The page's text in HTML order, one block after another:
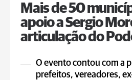
Mais de 50
apoio a Sergio
articulação do
O evento contou com a
prefeitos, vereadores,